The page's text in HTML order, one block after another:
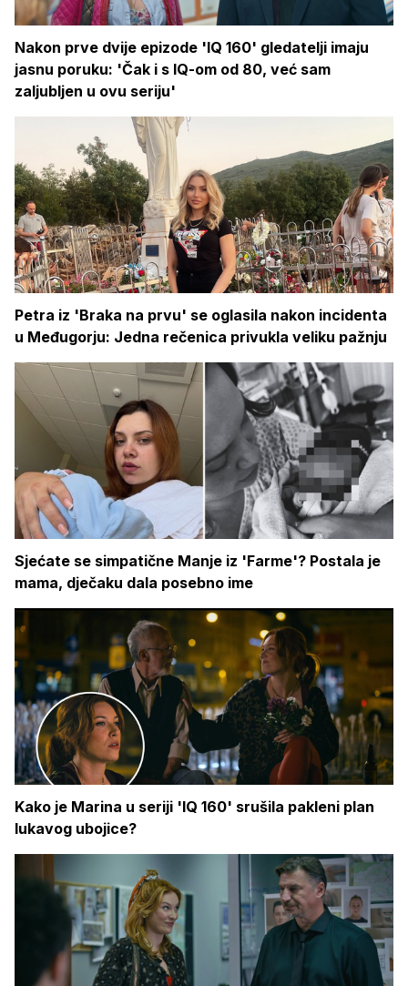
Nakon prve dvije epizode 'IQ 160' gledatelji imaju
jasnu poruku: 'Čak i s IQ-om od 80, već sam
zaljubljen u ovu seriju'
Petra iz 'Braka na prvu' se oglasila nakon incidenta
u Međugorju: Jedna rečenica privukla veliku pažnju
Sjećate se simpatične Manje iz 'Farme'? Postala je
mama, dječaku dala posebno ime
Kako je Marina u seriji 'IQ 160' srušila pakleni plan
lukavog ubojice?